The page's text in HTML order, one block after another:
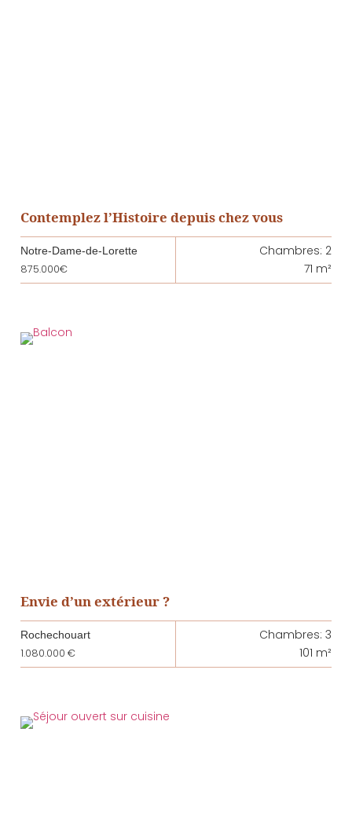
Contemplez l’Histoire depuis chez vous
Notre-Dame-de-Lorette
875.000€
Chambres: 2
71 m²
Envie d’un extérieur ?
Rochechouart
1.080.000 €
Chambres: 3
101 m²